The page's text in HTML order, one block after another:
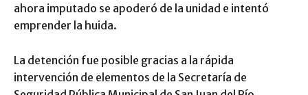
ahora imputado se apoderó de la unidad e intentó
emprender la huida.
La detención fue posible gracias a la rápida
intervención de elementos de la Secretaría de